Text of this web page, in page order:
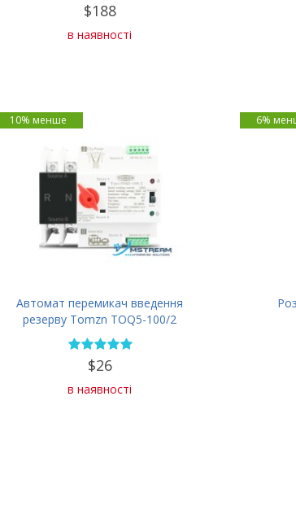
$188
в наявності
Автомат перемикач введення
резерву Tomzn TOQ5-100/2
100А 2п
$26
в наявності
10% менше 6%